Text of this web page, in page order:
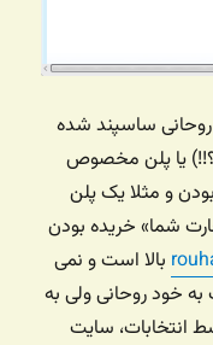
روحانی ساسپند شده
یا پلن مخصوص
و مثلا یک پلن
شما» خریده بودن
بالا است و نمی
خود روحانی ولی به
انتخابات، سایت